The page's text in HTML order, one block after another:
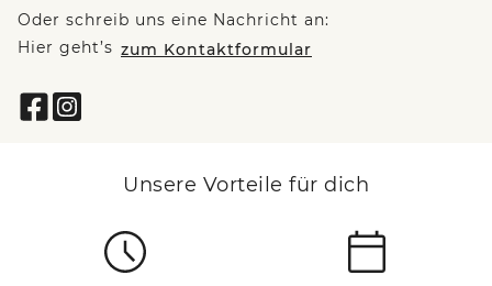
Oder schreib uns eine Nachricht an:
Hier geht’s zum Kontaktformular
Unsere Vorteile für dich